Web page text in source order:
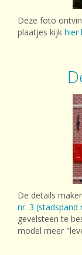
Deze foto
plaatjes kijk hier
De details
nr. 3 (stadspand
gevelsteen te
model meer